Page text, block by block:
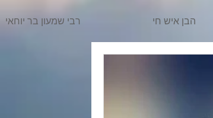
הבן איש חי רבי שמעון בר יוחאי